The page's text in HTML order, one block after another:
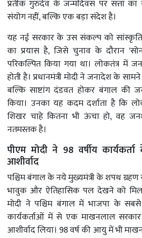
प्रतीक गुरुदेव के जन्मदिवस पर सत्ता का
संयोग नहीं, बल्कि एक बड़ा संदेश है।
यह नई सरकार के उस संकल्प को
का प्रयास है, जिसे चुनाव के दौरान
परिकल्पित किया गया था। लोकतंत्र में
होती है। प्रधानमंत्री मोदी ने जनादेश के
बल्कि साष्टांग दंडवत होकर बंगाल की
किया। उनका यह कदम दर्शाता है कि
शिखर चाहे कितना भी ऊंचा हो, वह
नतमस्तक है।
पीएम मोदी ने 98 वर्षीय
आशीर्वाद
पश्चिम बंगाल के नये मुख्यमंत्री के शपथ
भावुक और ऐतिहासिक पल देखने को मिला,
मोदी ने पश्चिम बंगाल में भाजपा के
कार्यकर्ताओं में से एक माखनलाल
आशीर्वाद लिया। 98 वर्ष की आयु में भी